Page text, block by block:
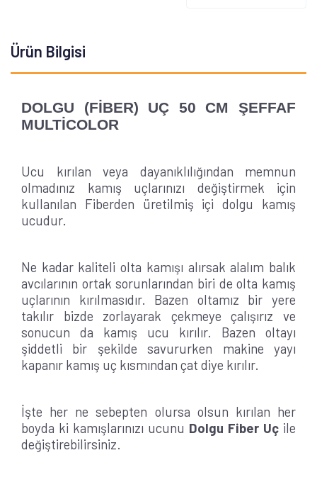
Ürün Bilgisi
DOLGU (FİBER) UÇ 50 CM ŞEFFAF
MULTİCOLOR
Ucu kırılan veya dayanıklılığından memnun
olmadınız kamış uçlarınızı değiştirmek için
kullanılan Fiberden üretilmiş içi dolgu kamış
ucudur.
Ne kadar kaliteli olta kamışı alırsak alalım balık
avcılarının ortak sorunlarından biri de olta kamış
uçlarının kırılmasıdır. Bazen oltamız bir yere
takılır bizde zorlayarak çekmeye çalışırız ve
sonucun da kamış ucu kırılır. Bazen oltayı
şiddetli bir şekilde savururken makine yayı
kapanır kamış uç kısmından çat diye kırılır.
İşte her ne sebepten olursa olsun kırılan her
boyda ki kamışlarınızı ucunu Dolgu Fiber Uç ile
değiştirebilirsiniz.